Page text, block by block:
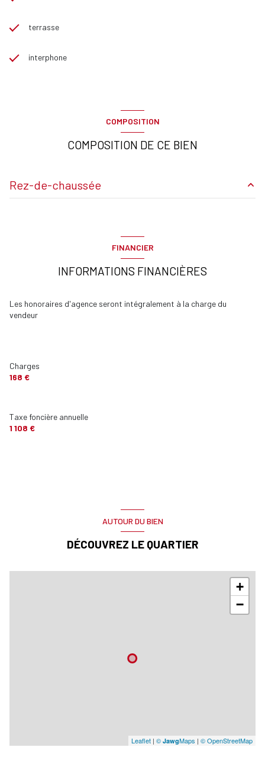
terrasse
interphone
COMPOSITION
COMPOSITION DE CE BIEN
Rez-de-chaussée
Salle de douche
Parking intérieur
FINANCIER
INFORMATIONS FINANCIÈRES
Les honoraires d'agence seront intégralement à la charge du
vendeur
Charges
168 €
Taxe foncière annuelle
1 108 €
AUTOUR DU BIEN
DÉCOUVREZ LE QUARTIER
+
−
Leaflet | © JawgMaps | © OpenStreetMap